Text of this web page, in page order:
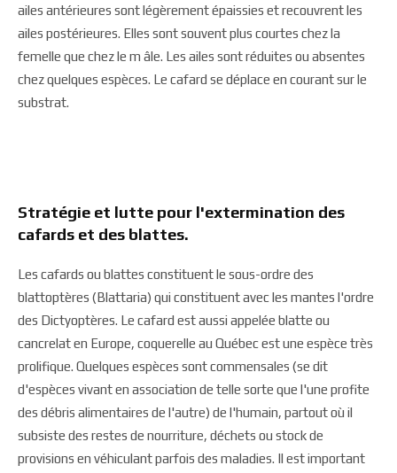
ailes antérieures sont légèrement épaissies et recouvrent les
ailes postérieures. Elles sont souvent plus courtes chez la
femelle que chez le m âle. Les ailes sont réduites ou absentes
chez quelques espèces. Le cafard se déplace en courant sur le
substrat.
Stratégie et lutte pour l'extermination des
cafards et des blattes.
Les cafards ou blattes constituent le sous-ordre des
blattoptères (Blattaria) qui constituent avec les mantes l'ordre
des Dictyoptères. Le cafard est aussi appelée blatte ou
cancrelat en Europe, coquerelle au Québec est une espèce très
prolifique. Quelques espèces sont commensales (se dit
d'espèces vivant en association de telle sorte que l'une profite
des débris alimentaires de l'autre) de l'humain, partout où il
subsiste des restes de nourriture, déchets ou stock de
provisions en véhiculant parfois des maladies. Il est important